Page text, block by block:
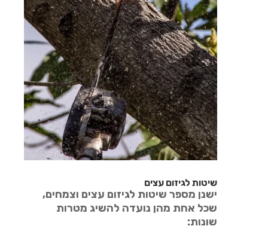
שיטות לגיזום עצים
ישנן מספר שיטות לגיזום עצים וצמחים,
שכל אחת מהן נועדה להשיג מטרות
שונות: